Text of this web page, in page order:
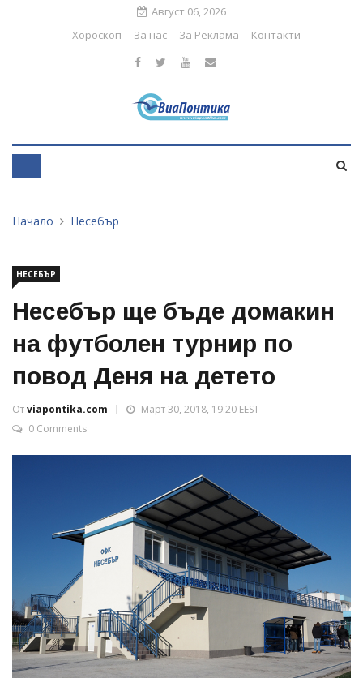
Август 06, 2026
Хороскоп
За нас За Реклама Контакти
Начало Несебър
НЕСЕБЪР
Несебър ще бъде домакин
на футболен турнир по
повод Деня на детето
Отviapontika.com
Март 30, 2018, 19:20 EEST
0 Comments